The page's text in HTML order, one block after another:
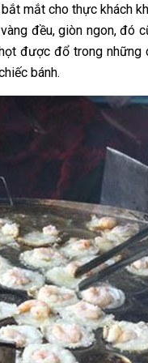
mắt cho thực khách
đều, giòn ngon,
được đổ trong
bánh.